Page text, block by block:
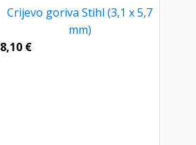
Crijevo goriva Stihl (3,1 x 5,7
mm)
8,10 €